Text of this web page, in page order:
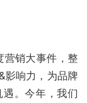
营销大事件，整
影响力，为品牌
。今年，我们